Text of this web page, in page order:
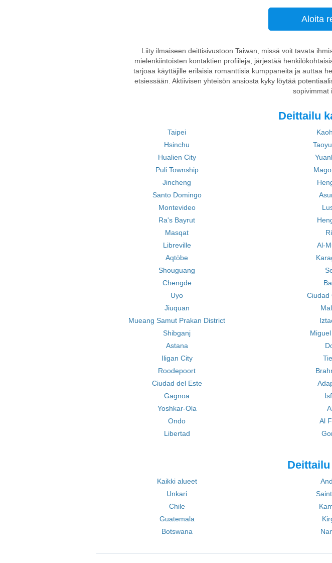
Aloita
Liity ilmaiseen deittisivustoon Taiwan, missä voit tavata
mielenkiintoisten kontaktien profiileja, järjestää
tarjoaa käyttäjille erilaisia romanttisia kumppaneita ja auttaa
etsiessään. Aktiivisen yhteisön ansiosta kyky löytää
sopivimmat
Deittailu
Taipei
Hsinchu
Hualien City
Puli Township
Jincheng
Santo Domingo
Montevideo
Ra's Bayrut
Masqat
Libreville
Al-
Aqtöbe
Shouguang
Chengde
Uyo
Ciudad
Jiuquan
Mueang Samut Prakan District
Shibganj
Astana
Iligan City
Roodepoort
Ciudad del Este
Gagnoa
Yoshkar-Ola
Ondo
Al
Libertad
Kaikki alueet
Unkari
Chile
Guatemala
Botswana